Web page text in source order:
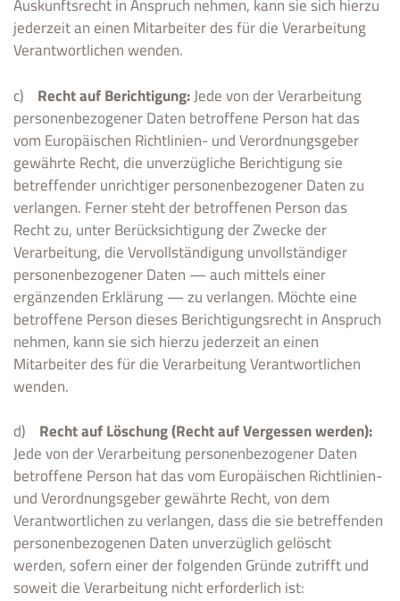
Auskunftsrecht in Anspruch nehmen, kann sie sich hierzu
jederzeit an einen Mitarbeiter des für die Verarbeitung
Verantwortlichen wenden.
c) Recht auf Berichtigung:Jede von der Verarbeitung
personenbezogener Daten betroffene Person hat das
vom Europäischen Richtlinien- und Verordnungsgeber
gewährte Recht, die unverzügliche Berichtigung sie
betreffender unrichtiger personenbezogener Daten zu
verlangen. Ferner steht der betroffenen Person das
Recht zu, unter Berücksichtigung der Zwecke der
Verarbeitung, die Vervollständigung unvollständiger
personenbezogener Daten — auch mittels einer
ergänzenden Erklärung — zu verlangen. Möchte eine
betroffene Person dieses Berichtigungsrecht in Anspruch
nehmen, kann sie sich hierzu jederzeit an einen
Mitarbeiter des für die Verarbeitung Verantwortlichen
wenden.
d) Recht auf Löschung (Recht auf Vergessen werden):
Jede von der Verarbeitung personenbezogener Daten
betroffene Person hat das vom Europäischen Richtlinien-
und Verordnungsgeber gewährte Recht, von dem
Verantwortlichen zu verlangen, dass die sie betreffenden
personenbezogenen Daten unverzüglich gelöscht
werden, sofern einer der folgenden Gründe zutrifft und
soweit die Verarbeitung nicht erforderlich ist: